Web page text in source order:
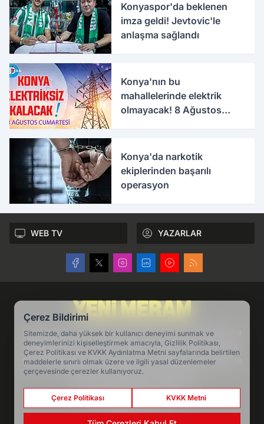
Konyaspor'da beklenen
imza geldi! Jevtovic'le
anlaşma sağlandı
Konya'nın bu
mahallelerinde elektrik
olmayacak! 8 Ağustos
Konya'da narkotik
ekiplerinden başarılı
operasyon
WEB TV YAZARLAR
Konya'nın en köklü haber markası Yeni Meram ile
konya haber ve son dakika gelişmelerini, Konya
gündeminden köşe yazılarını ve Konya politika ve
ekonomi haberlerini takip edin.
www.yenimeram.com.tr
Çerez Bildirimi
Sitemizde, daha yüksek bir kullanıcı deneyimi sunmak ve
deneyimlerinizi kişiselleştirmek amacıyla, Gizlilik Politikası,
Çerez Politikası ve KVKK Aydınlatma Metni sayfalarında belirtilen
maddelerle sınırlı olmak üzere ve ilgili yasal düzenlemeler
çerçevesinde çerezler kullanıyoruz.
Çerez Politikası KVKK Metni